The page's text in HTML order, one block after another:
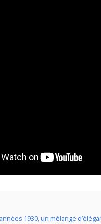
1930, un mélange